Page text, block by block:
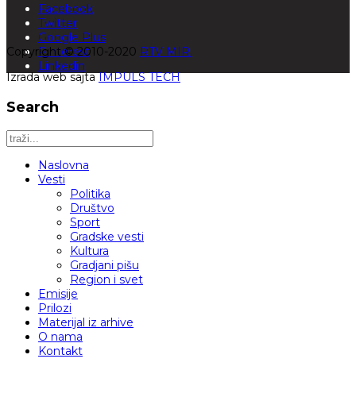
Facebook
Twitter
Google Plus
Pinterest
Linkedin
Copyright © 2010-2020 RTV MIR.
Izrada web sajtaIMPULS TECH
Search
Naslovna
Vesti
Politika
Društvo
Sport
Gradske vesti
Kultura
Gradjani pišu
Region i svet
Emisije
Prilozi
Materijal iz arhive
O nama
Kontakt